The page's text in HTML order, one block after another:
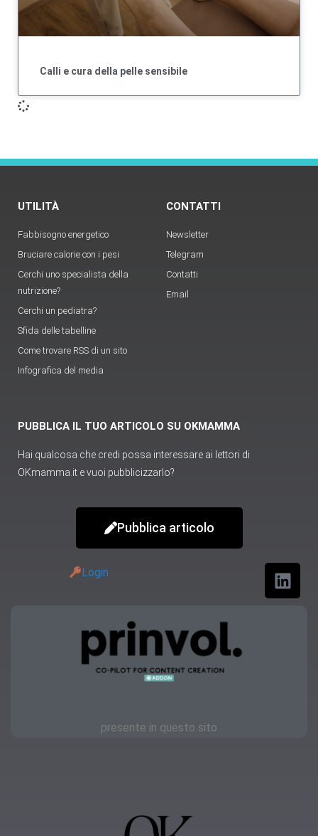
Calli e cura della pelle sensibile
UTILITÀ
Fabbisogno energetico
Bruciare calorie con i pesi
Cerchi uno specialista della
nutrizione?
Cerchi un pediatra?
Sfida delle tabelline
Come trovare RSS di un sito
Infografica del media
CONTATTI
Newsletter
Telegram
Contatti
Email
PUBBLICA IL TUO ARTICOLO SU OKMAMMA
Hai qualcosa che credi possa interessare ai lettori di
OKmamma.it e vuoi pubblicizzarlo?
Pubblica articolo
Login
presente in questo sito